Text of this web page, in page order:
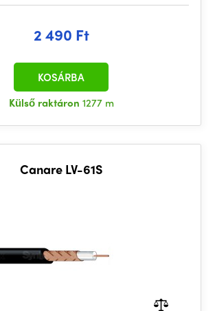
2 490 Ft
Külső raktáron 1277 m
KOSÁRBA
Canare LV-61S